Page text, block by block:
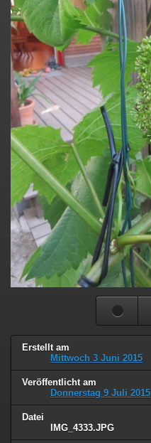
Erstellt am
Mittwoch 3 Juni 2015
Veröffentlicht am
Donnerstag 9 Juli 2015
Datei
IMG_4333.JPG